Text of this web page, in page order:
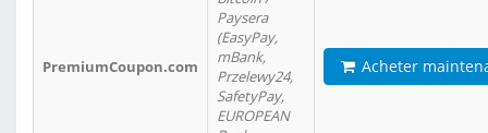
PremiumCoupon.com
Paysera
(EasyPay,
mBank,
Przelewy24,
SafetyPay,
EUROPEAN
Acheter